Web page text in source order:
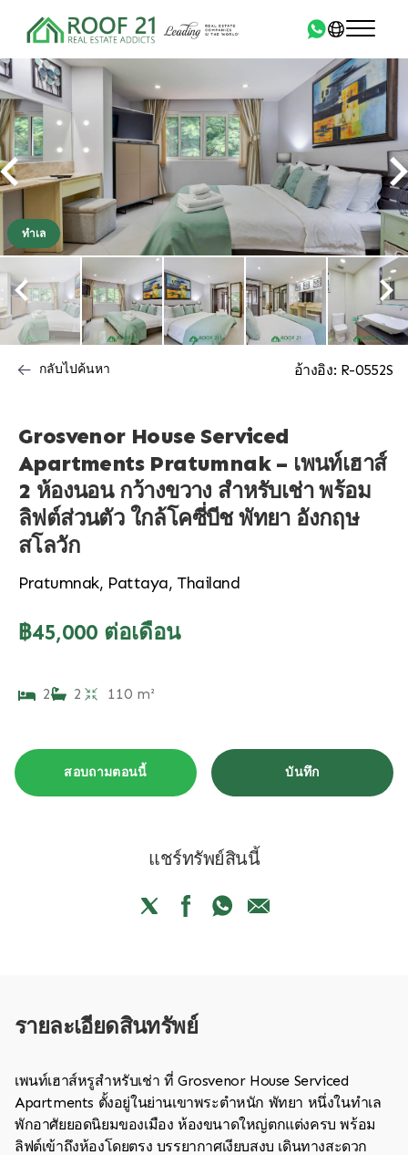
ทำเล
กลับไปค้นหา อ้างอิง: R-0552S
Grosvenor House Serviced
Apartments Pratumnak – เพนท์เฮาส์
2 ห้องนอน กว้างขวาง สำหรับเช่า พร้อม
ลิฟต์ส่วนตัว ใกล้โคซี่บีช พัทยา อังกฤษ
สโลวัก
Pratumnak, Pattaya, Thailand
฿45,000 ต่อเดือน
2 2 110 m²
สอบถามตอนนี้ บันทึก
แชร์ทรัพย์สินนี้
รายละเอียดสินทรัพย์
เพนท์เฮาส์หรูสำหรับเช่า ที่ Grosvenor House Serviced
Apartments ตั้งอยู่ในย่านเขาพระตำหนัก พัทยา หนึ่งในทำเล
พักอาศัยยอดนิยมของเมือง ห้องขนาดใหญ่ตกแต่งครบ พร้อม
ลิฟต์เข้าถึงห้องโดยตรง บรรยากาศเงียบสงบ เดินทางสะดวก